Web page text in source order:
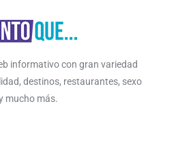
informativo con gran variedad
destinos, restaurantes, sexo
mucho más.